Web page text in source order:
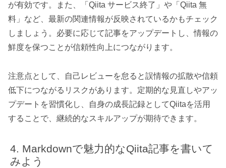
が有効です。また、「Qiita サービス終了」や「Qiita 無
料」など、最新の関連情報が反映されているかもチェック
しましょう。必要に応じて記事をアップデートし、情報の
鮮度を保つことが信頼性向上につながります。
注意点として、自己レビューを怠ると誤情報の拡散や信頼
低下につながるリスクがあります。定期的な見直しやアッ
プデートを習慣化し、自身の成長記録としてQiitaを活用
することで、継続的なスキルアップが期待できます。
Markdownで魅力的なQiita記事を書いて
みよう